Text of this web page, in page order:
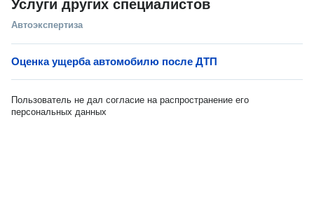
Услуги других специалистов
Автоэкспертиза
Оценка ущерба автомобилю после ДТП
Пользователь не дал согласие на распространение его
персональных данных